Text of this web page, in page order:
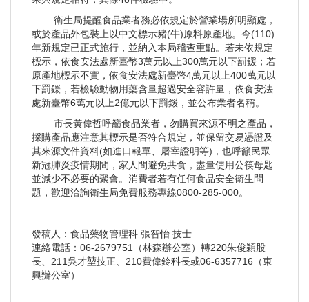
衛生局提醒食品業者務必依規定於營業場所明顯處，
或於產品外包裝上以中文標示豬(牛)原料原產地。今(110)
年新規定已正式施行，並納入本局稽查重點。若未依規定
標示，依食安法處新臺幣3萬元以上300萬元以下罰鍰；若
原產地標示不實，依食安法處新臺幣4萬元以上400萬元以
下罰鍰，若檢驗動物用藥含量超過安全容許量，依食安法
處新臺幣6萬元以上2億元以下罰鍰，並公布業者名稱。
市長黃偉哲呼籲食品業者，勿購買來源不明之產品，
採購產品應注意其標示是否符合規定，並保留交易憑證及
其來源文件資料(如進口報單、屠宰證明等)，也呼籲民眾
新冠肺炎疫情期間，家人間避免共食，盡量使用公筷母匙
並減少不必要的聚會。消費者若有任何食品安全衛生問
題，歡迎洽詢衛生局免費服務專線0800-285-000。
發稿人：食品藥物管理科 張智怡 技士
連絡電話：06-2679751（林森辦公室）轉220朱俊穎股
長、211吳才堃技正、210費偉鈴科長或06-6357716（東
興辦公室）